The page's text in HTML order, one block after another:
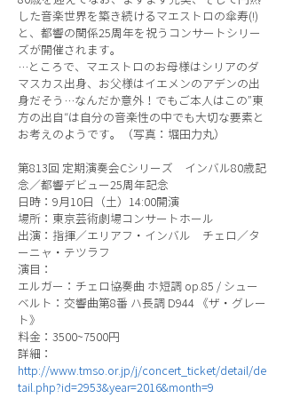
した音楽世界を築き続けるマエストロの傘寿(!)
と、都響の関係25周年を祝うコンサートシリー
ズが開催されます。
…ところで、マエストロのお母様はシリアのダ
マスカス出身、お父様はイエメンのアデンの出
身だそう…なんだか意外！でもご本人はこの”東
方の出自“は自分の音楽性の中でも大切な要素と
お考えのようです。（写真：堀田力丸）
第813回 定期演奏会Cシリーズ インバル80歳記
念／都響デビュー25周年記念
日時：9月10日（土）14:00開演
場所：東京芸術劇場コンサートホール
出演：指揮／エリアフ・インバル チェロ／タ
ーニャ・テツラフ
演目：
エルガー：チェロ協奏曲 ホ短調 op.85 / シュー
ベルト：交響曲第8番 ハ長調 D944 《ザ・グレー
ト》
料金：3500~7500円
詳細：
http://www.tmso.or.jp/j/concert_ticket/detail/de
tail.php?id=2953&year=2016&month=9